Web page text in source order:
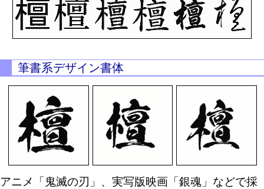
筆書系デザイン書体
アニメ「鬼滅の刃」、実写版映画「銀魂」などで採